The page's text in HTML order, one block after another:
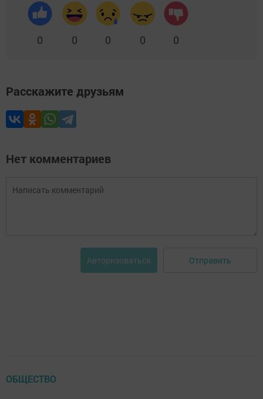
0 0 0 0 0
Расскажите друзьям
Нет комментариев
Авторизоваться Отправить
ОБЩЕСТВО